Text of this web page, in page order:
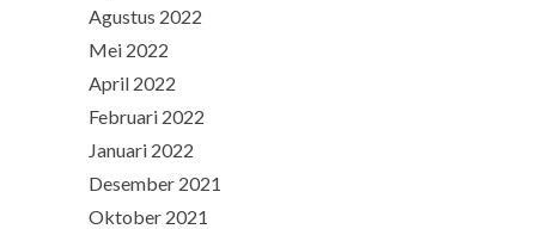
Agustus 2022
Mei 2022
April 2022
Februari 2022
Januari 2022
Desember 2021
Oktober 2021